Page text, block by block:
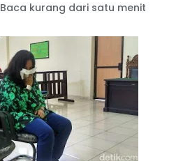
Baca kurang dari satu menit